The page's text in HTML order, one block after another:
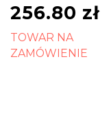
256.80 zł
TOWAR NA
ZAMÓWIENIE